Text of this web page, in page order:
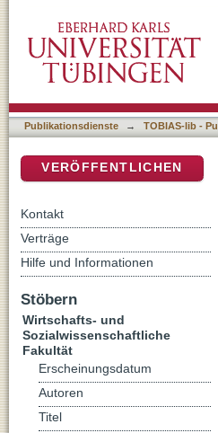
Publikationsdienste → TOBIAS-lib -
VERÖFFENTLICHEN
Kontakt
Verträge
Hilfe und Informationen
Stöbern
Wirtschafts- und
Sozialwissenschaftliche
Fakultät
Erscheinungsdatum
Autoren
Titel